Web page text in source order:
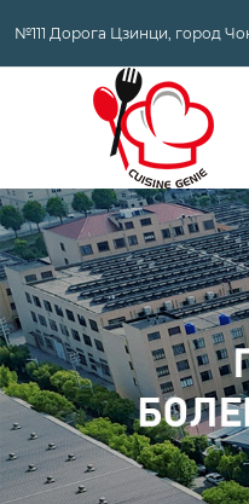
№111 Дорога Цзинци, город